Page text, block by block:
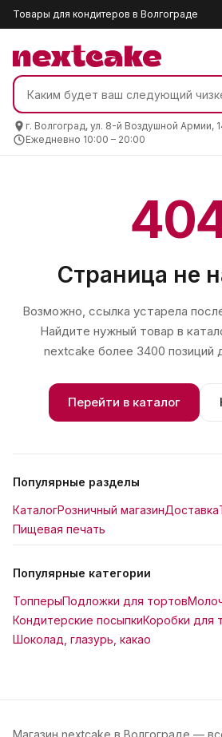
Товары для кондитеров в Волгограде
г. Волгоград, ул. 8-й Воздушной Армии,
Ежедневно 10:00 – 20:00
Страница не
Возможно, ссылка устарела
Найдите нужный товар в
nextcake более 3400 позиций
Перейти в каталог
Популярные разделы
КаталогРозничный магазинДоставка
Пищевая печать
Популярные категории
ТопперыПодложки для тортов
Кондитерские посыпкиКоробки для
Шоколад, глазурь, какао
Магазин nextcake в Волгограде —